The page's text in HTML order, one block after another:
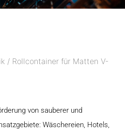
/ Rollcontainer für Matten V-
von sauberer und
Wäschereien, Hotels,